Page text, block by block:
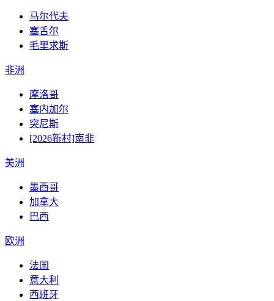
马尔代夫
塞舌尔
毛里求斯
非洲
摩洛哥
塞内加尔
突尼斯
[2026新村]南非
美洲
墨西哥
加拿大
巴西
欧洲
法国
意大利
西班牙